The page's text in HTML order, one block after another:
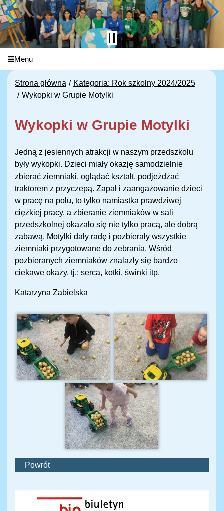
Menu
Strona główna
Kategoria: Rok szkolny 2024/2025
Wykopki w Grupie Motylki
Wykopki w Grupie Motylki
Jedną z jesiennych atrakcji w naszym przedszkolu
były wykopki. Dzieci miały okazję samodzielnie
zbierać ziemniaki, oglądać kształt, podjeżdżać
traktorem z przyczepą. Zapał i zaangażowanie dzieci
w pracę na polu, to tylko namiastka prawdziwej
ciężkiej pracy, a zbieranie ziemniaków w sali
przedszkolnej okazało się nie tylko pracą, ale dobrą
zabawą. Motylki dały radę i pozbierały wszystkie
ziemniaki przygotowane do zebrania. Wśród
pozbieranych ziemniaków znalazły się bardzo
ciekawe okazy, tj.: serca, kotki, świnki itp.
Katarzyna Zabielska
Powrót